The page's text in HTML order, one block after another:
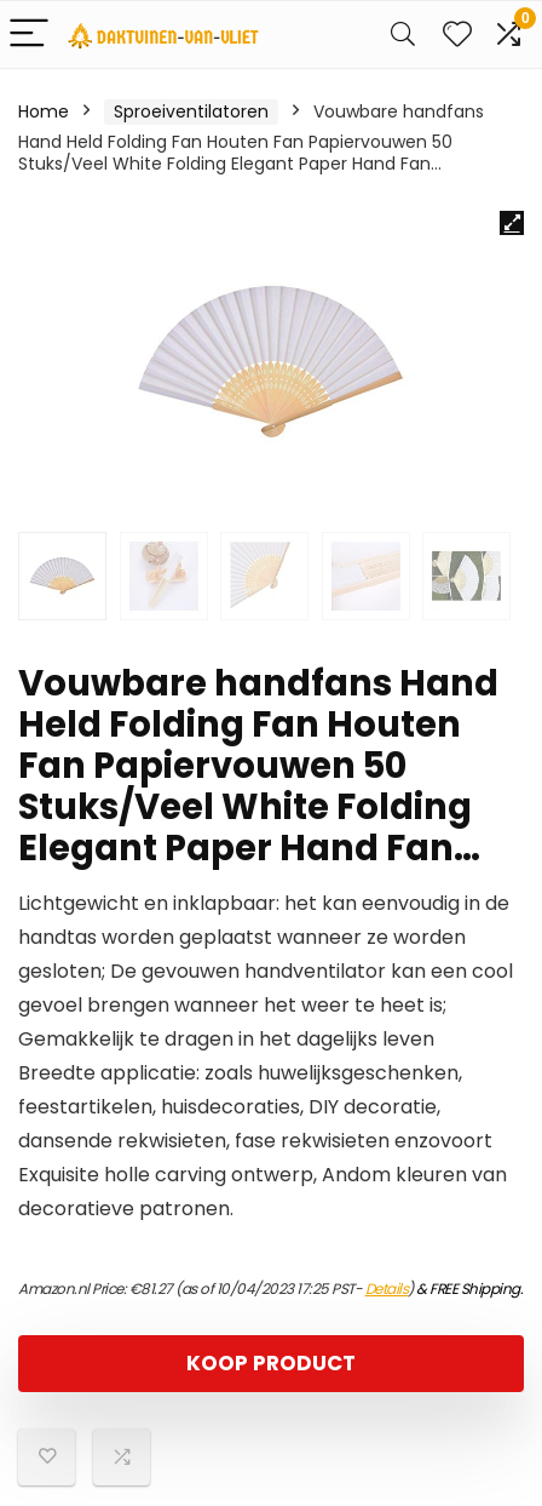
0
Home Sproeiventilatoren
Vouwbare handfans
Hand Held Folding Fan Houten Fan Papiervouwen 50
Stuks/Veel White Folding Elegant Paper Hand Fan…
Vouwbare handfans Hand
Held Folding Fan Houten
Fan Papiervouwen 50
Stuks/Veel White Folding
Elegant Paper Hand Fan…
Lichtgewicht en inklapbaar: het kan eenvoudig in de
handtas worden geplaatst wanneer ze worden
gesloten; De gevouwen handventilator kan een cool
gevoel brengen wanneer het weer te heet is;
Gemakkelijk te dragen in het dagelijks leven
Breedte applicatie: zoals huwelijksgeschenken,
feestartikelen, huisdecoraties, DIY decoratie,
dansende rekwisieten, fase rekwisieten enzovoort
Exquisite holle carving ontwerp, Andom kleuren van
decoratieve patronen.
Amazon.nl Price:€81.27(as of 10/04/2023 17:25 PST-Details)&FREE Shipping.
KOOP PRODUCT